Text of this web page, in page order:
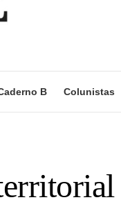
B Colunistas